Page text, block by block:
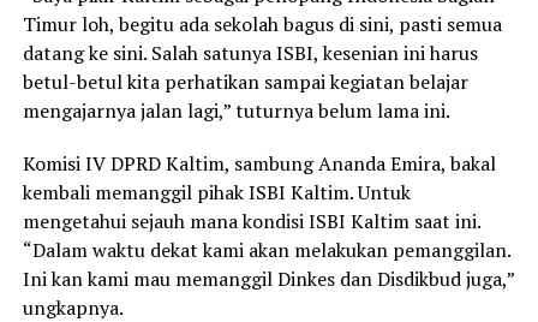
Timur loh, begitu ada sekolah bagus di sini, pasti semua
datang ke sini. Salah satunya ISBI, kesenian ini harus
betul-betul kita perhatikan sampai kegiatan belajar
mengajarnya jalan lagi,” tuturnya belum lama ini.
Komisi IV DPRD Kaltim, sambung Ananda Emira, bakal
kembali memanggil pihak ISBI Kaltim. Untuk
mengetahui sejauh mana kondisi ISBI Kaltim saat ini.
“Dalam waktu dekat kami akan melakukan pemanggilan.
Ini kan kami mau memanggil Dinkes dan Disdikbud juga,”
ungkapnya.